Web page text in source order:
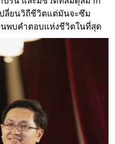
ลี่ยนวิถีชีวิตแต่มันจะซึม
พบคำตอบแห่งชีวิตในที่สุด